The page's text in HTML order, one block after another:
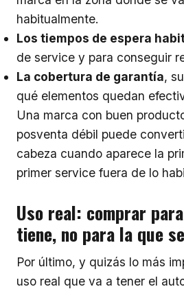
habitualmente.
Los tiempos de espera
de service y para conseguir
La cobertura de garantía,
qué elementos quedan
Una marca con buen
posventa débil puede
cabeza cuando aparece la
primer service fuera de lo
Uso real: comprar
tiene, no para la que
Por último, y quizás lo más
uso real que va a tener el